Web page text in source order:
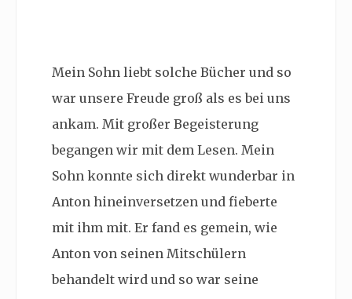
Mein Sohn liebt solche Bücher und so
war unsere Freude groß als es bei uns
ankam. Mit großer Begeisterung
begangen wir mit dem Lesen. Mein
Sohn konnte sich direkt wunderbar in
Anton hineinversetzen und fieberte
mit ihm mit. Er fand es gemein, wie
Anton von seinen Mitschülern
behandelt wird und so war seine